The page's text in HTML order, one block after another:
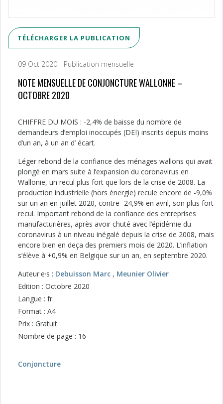
TÉLÉCHARGER LA PUBLICATION
09 Oct 2020 - Publication mensuelle
NOTE MENSUELLE DE CONJONCTURE WALLONNE –
OCTOBRE 2020
CHIFFRE DU MOIS : -2,4% de baisse du nombre de
demandeurs d’emploi inoccupés (DEI) inscrits depuis moins
d’un an, à un an d’ écart.
Léger rebond de la confiance des ménages wallons qui avait
plongé en mars suite à l’expansion du coronavirus en
Wallonie, un recul plus fort que lors de la crise de 2008. La
production industrielle (hors énergie) recule encore de -9,0%
sur un an en juillet 2020, contre -24,9% en avril, son plus fort
recul. Important rebond de la confiance des entreprises
manufacturières, après avoir chuté avec l’épidémie du
coronavirus à un niveau inégalé depuis la crise de 2008, mais
encore bien en deça des premiers mois de 2020. L’inflation
s‘élève à +0,9% en Belgique sur un an, en septembre 2020.
Auteur·e·s : Debuisson Marc , Meunier Olivier
Edition : Octobre 2020
Langue : fr
Format : A4
Prix : Gratuit
Nombre de page : 16
Conjoncture